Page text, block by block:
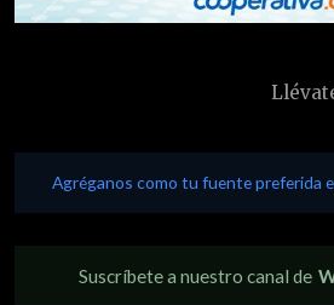
Agréganos como tu fuente preferida
Suscríbete a nuestro canal de